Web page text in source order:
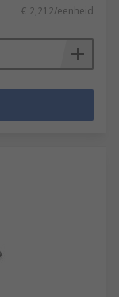
€ 2,212/eenheid